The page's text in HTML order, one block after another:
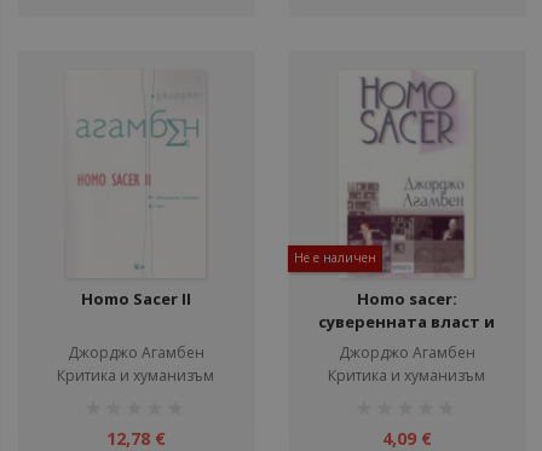
Homo Sacer II
Джорджо Агамбен
Критика и хуманизъм
12,78 €
Не е наличен
Homo sacer:
суверенната власт и
оголеният живот
Джорджо Агамбен
Критика и хуманизъм
4,09 €